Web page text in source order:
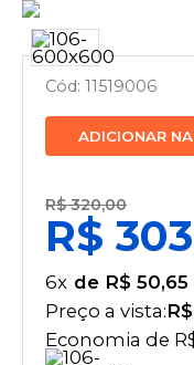
11519006
ADICIONAR
R$ 320,00
R$
6x
R$ 50,65
Preço a vista:
Economia de